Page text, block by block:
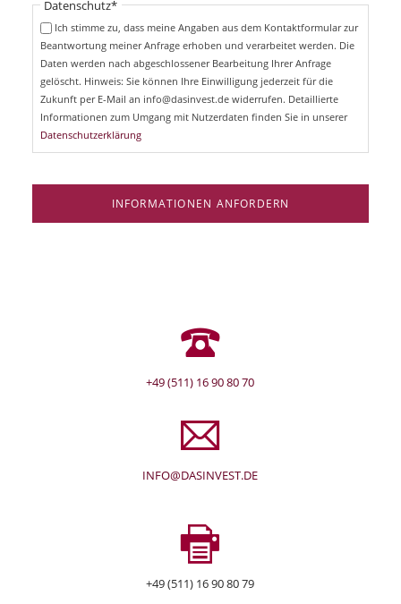
f
Pflichtfeld
Datenschutz*
Ich stimme zu, dass meine Angaben aus dem Kontaktformular zur
Beantwortung meiner Anfrage erhoben und verarbeitet werden. Die
Daten werden nach abgeschlossener Bearbeitung Ihrer Anfrage
gelöscht. Hinweis: Sie können Ihre Einwilligung jederzeit für die
Zukunft per E-Mail an info@dasinvest.de widerrufen. Detaillierte
Informationen zum Umgang mit Nutzerdaten finden Sie in unserer
Datenschutzerklärung
INFORMATIONEN ANFORDERN
+49 (511) 16 90 80 70
INFO@DASINVEST.DE
+49 (511) 16 90 80 79